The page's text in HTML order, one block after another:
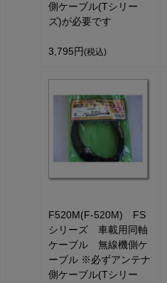
側ケーブル(Tシリー
ズ)が必要です
3,795円 (税込)
F520M(F-520M) FS
シリーズ 車載用同軸
ケーブル 無線機側ケ
ーブル ※必ずアンテナ
側ケーブル(Tシリー